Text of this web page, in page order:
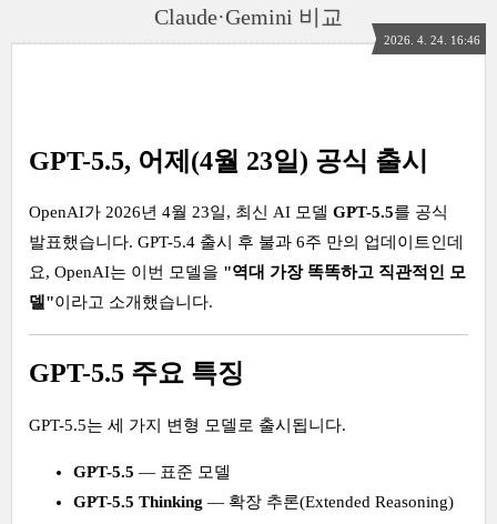
Claude·Gemini 비교
2026. 4. 24. 16:46
GPT-5.5, 어제(4월 23일) 공식 출시
OpenAI가 2026년 4월 23일, 최신 AI 모델 GPT-5.5를 공식
발표했습니다. GPT-5.4 출시 후 불과 6주 만의 업데이트인데
요, OpenAI는 이번 모델을 "역대 가장 똑똑하고 직관적인 모
델"이라고 소개했습니다.
GPT-5.5 주요 특징
GPT-5.5는 세 가지 변형 모델로 출시됩니다.
GPT-5.5 — 표준 모델
GPT-5.5 Thinking — 확장 추론(Extended Reasoning)